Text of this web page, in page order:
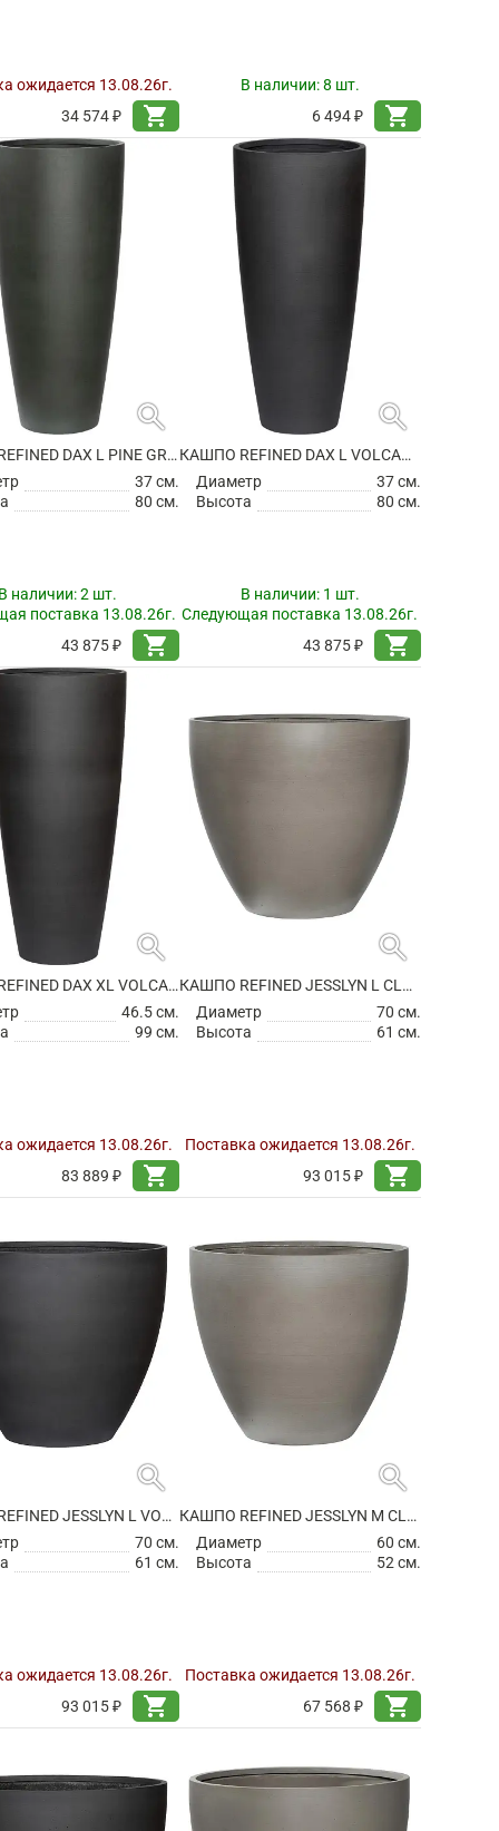
ожидается 13.08.26г.
34 574 ₽
shopping_cart
В наличии:8 шт.
6 494 ₽
shopping_cart
search
КАШПО REFINED DAX L PINE GREEN
37 см.
80 см.
наличии:2 шт.
поставка 13.08.26г.
43 875 ₽
shopping_cart
search
КАШПО REFINED DAX L VOLCANO BLACK
Диаметр
37 см.
Высота
80 см.
В наличии: 1 шт.
Следующая поставка 13.08.26г.
43 875 ₽
shopping_cart
search
КАШПО REFINED DAX XL VOLCANO BLACK
46.5 см.
99 см.
ожидается 13.08.26г.
83 889 ₽
shopping_cart
search
КАШПО REFINED JESSLYN L CLOUDED GREY
Диаметр
70 см.
Высота
61 см.
Поставка ожидается 13.08.26г.
93 015 ₽
shopping_cart
search
КАШПО REFINED JESSLYN L VOLCANO BLACK
70 см.
61 см.
ожидается 13.08.26г.
93 015 ₽
shopping_cart
search
КАШПО REFINED JESSLYN M CLOUDED GREY
Диаметр
60 см.
Высота
52 см.
Поставка ожидается 13.08.26г.
67 568 ₽
shopping_cart